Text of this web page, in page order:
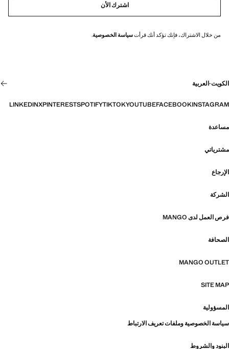
اشترك الأن
من خلال الاشتراك، فإنك تؤكد أنك قرأتسياسة الخصوصية.
الكويت·العربية
INSTAGRAM
FACEBOOK
YOUTUBE
TIKTOK
SPOTIFY
PINTEREST
X
LINKEDIN
مساعدة
مشترياتي
الإرجاع
الشركة
فرص العمل لدى MANGO
الصحافة
MANGO OUTLET
SITE MAP
المسؤولية
سياسة الخصوصية وملفات تعريف الارتباط
البنود والشروط